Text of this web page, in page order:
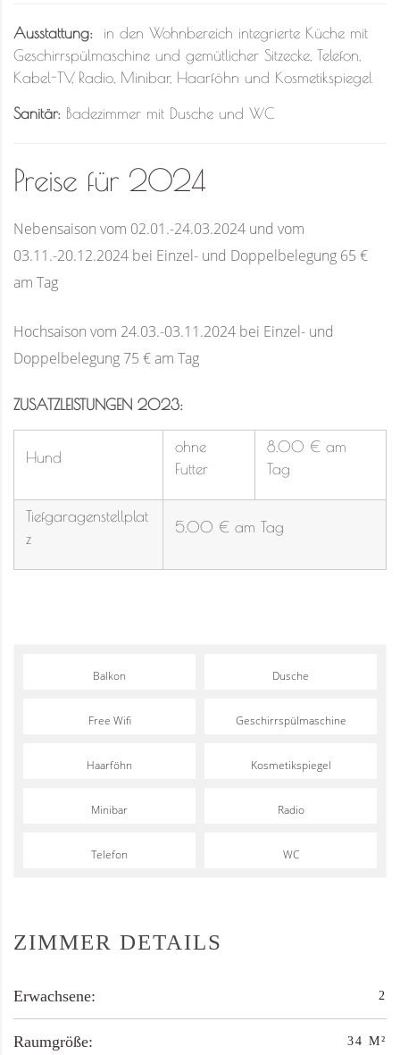
Balkon Dusche
Free Wifi Geschirrspülmaschine
Haarföhn Kosmetikspiegel
Minibar Radio
Telefon WC
Ausstattung:
in den Wohnbereich integrierte Küche mit
Geschirrspülmaschine und gemütlicher Sitzecke, Telefon,
Kabel-TV, Radio, Minibar, Haarföhn und Kosmetikspiegel
Sanitär: Badezimmer mit Dusche und WC
Preise für 2024
Nebensaison vom 02.01.-24.03.2024 und vom
03.11.-20.12.2024 bei Einzel- und Doppelbelegung 65 €
am Tag
Hochsaison vom 24.03.-03.11.2024 bei Einzel- und
Doppelbelegung 75 € am Tag
ZUSATZLEISTUNGEN 2023:
Hund
ohne
Futter
8.00 € am
Tag
Tiefgaragenstellplat
z
5.00 € am Tag
ZIMMER DETAILS
Erwachsene: 2
Raumgröße: 34 M²